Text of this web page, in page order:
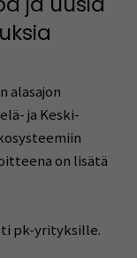
alasajon
ja Keski-
on lisätä
pk-yrityksille.